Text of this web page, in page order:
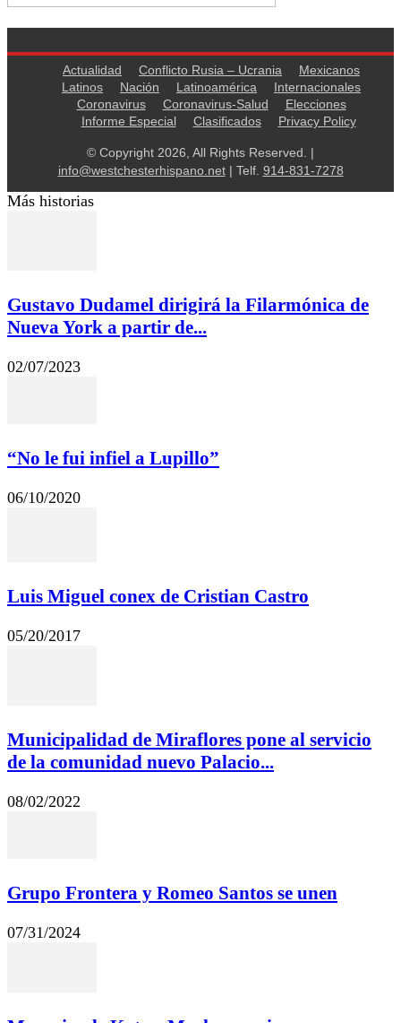
Actualidad Conflicto Rusia – Ucrania
Mexicanos
Latinos
Nación Latinoamérica
Internacionales
Coronavirus
Coronavirus-Salud
Elecciones
Informe Especial
Clasificados Privacy Policy
© Copyright 2026, All Rights Reserved. |
info@westchesterhispano.net| Telf. 914-831-7278
Más historias
Gustavo Dudamel dirigirá la Filarmónica de
Nueva York a partir de...
02/07/2023
“No le fui infiel a Lupillo”
06/10/2020
Luis Miguel conex de Cristian Castro
05/20/2017
Municipalidad de Miraflores pone al servicio
de la comunidad nuevo Palacio...
08/02/2022
Grupo Frontera y Romeo Santos se unen
07/31/2024